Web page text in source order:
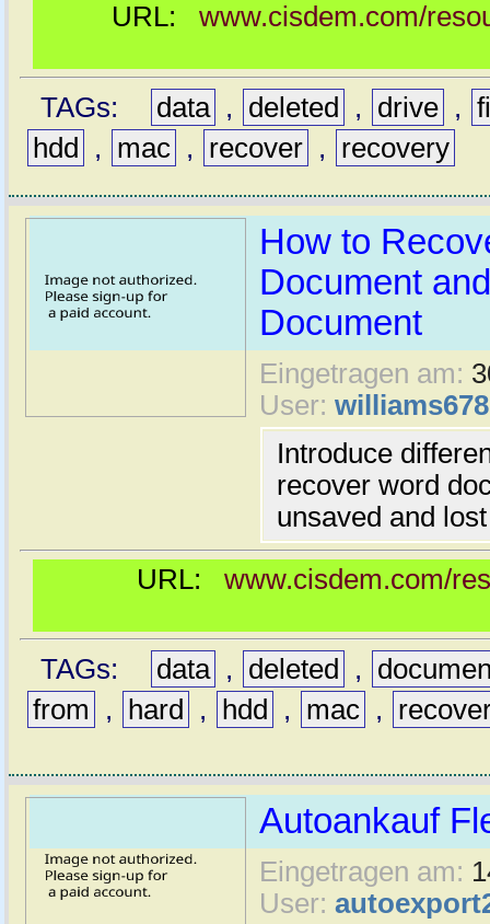
URL: www.cisdem.com/
TAGs: data , deleted , drive ,
hdd
, mac , recover , recovery
How to
Document
Document
Eingetragen am:
User: williams678
Introduce
recover word
unsaved and
URL: www.cisdem.com/
TAGs: data , deleted ,
from
, hard , hdd , mac ,
Autoankauf
Eingetragen am:
User: